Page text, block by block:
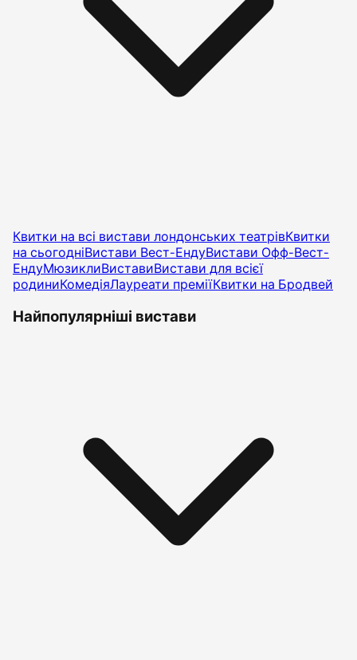
Квитки на всі вистави лондонських театрівКвитки
на сьогодніВистави Вест-ЕндуВистави Офф-Вест-
ЕндуМюзиклиВиставиВистави для всієї
родиниКомедіяЛауреати преміїКвитки на Бродвей
Найпопулярніші вистави